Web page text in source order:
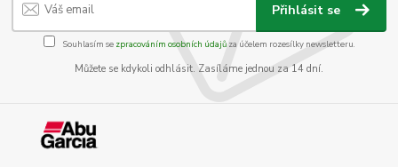
Přihlásit se
Souhlasím se zpracováním osobních údajůza účelem rozesílky newsletteru.
Můžete se kdykoli odhlásit. Zasíláme jednou za 14 dní.